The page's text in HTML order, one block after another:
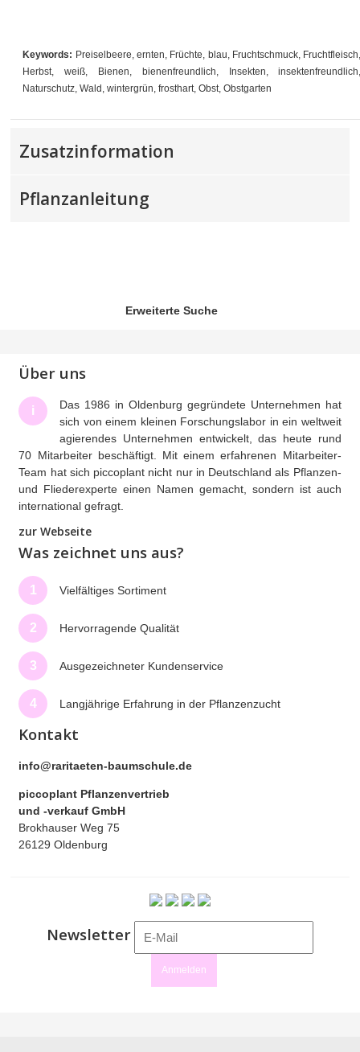
Keywords: Preiselbeere, ernten, Früchte, blau, Fruchtschmuck,
Herbst, weiß, Bienen, bienenfreundlich, Insekten,
Naturschutz, Wald, wintergrün, frosthart, Obst, Obstgarten
Zusatzinformation
Pflanzanleitung
Erweiterte Suche
Über uns
i
Das 1986 in Oldenburg gegründete Unternehmen hat
sich von einem kleinen Forschungslabor in ein weltweit
agierendes Unternehmen entwickelt, das heute rund
70 Mitarbeiter beschäftigt. Mit einem erfahrenen Mitarbeiter-
Team hat sich piccoplant nicht nur in Deutschland als Pflanzen-
und Fliederexperte einen Namen gemacht, sondern ist auch
international gefragt.
zur Webseite
Was zeichnet uns aus?
1 Vielfältiges Sortiment
2 Hervorragende Qualität
3 Ausgezeichneter Kundenservice
4 Langjährige Erfahrung in der Pflanzenzucht
Kontakt
info@raritaeten-baumschule.de
piccoplant Pflanzenvertrieb
und -verkauf GmbH
Brokhauser Weg 75
26129 Oldenburg
Newsletter
Anmelden